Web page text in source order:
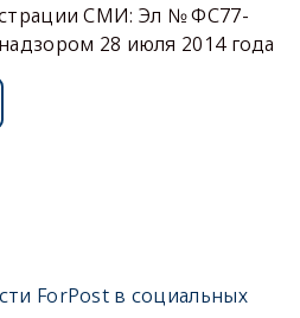
СМИ: Эл № ФС77-
28 июля 2014 года
ForPost в социальных